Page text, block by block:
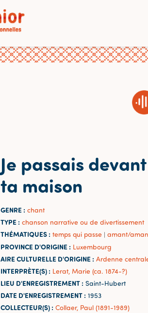
Je passais devant
ta maison
GENRE : chant
TYPE : chanson narrative ou de divertissement
THÉMATIQUES : temps qui passe | amant/
PROVINCE D'ORIGINE : Luxembourg
AIRE CULTURELLE D'ORIGINE : Ardenne
INTERPRÈTE(S) : Lerat, Marie (ca. 1874-?)
LIEU D'ENREGISTREMENT : Saint-Hubert
DATE D'ENREGISTREMENT : 1953
COLLECTEUR(S) : Collaer, Paul (1891-1989)